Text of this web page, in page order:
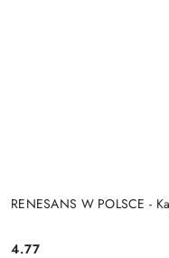
RENESANS W POLSCE -
4.77